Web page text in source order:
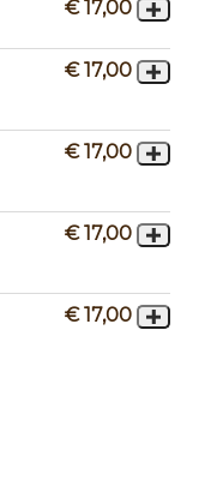
€ 17,00
€ 17,00
€ 17,00
€ 17,00
€ 17,00